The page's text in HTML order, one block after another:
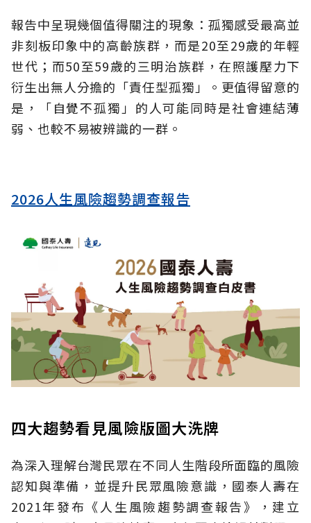
報告中呈現幾個值得關注的現象：孤獨感受最高並
非刻板印象中的高齡族群，而是20至29歲的年輕
世代；而50至59歲的三明治族群，在照護壓力下
衍生出無人分擔的「責任型孤獨」。更值得留意的
是，「自覺不孤獨」的人可能同時是社會連結薄
弱、也較不易被辨識的一群。
2026人生風險趨勢調查報告
四大趨勢看見風險版圖大洗牌
為深入理解台灣民眾在不同人生階段所面臨的風險
認知與準備，並提升民眾風險意識，國泰人壽在
2021年發布《人生風險趨勢調查報告》，建立